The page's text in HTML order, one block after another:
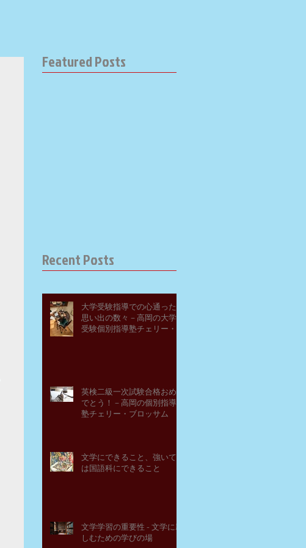
Featured Posts
Recent Posts
大学受験指導での心通った
思い出の数々－高岡の大学
受験個別指導塾チェリー・
英検二級一次試験合格おめ
でとう！－高岡の個別指導
塾チェリー・ブロッサム
文学にできること、強いて
は国語科にできること
文学学習の重要性 - 文学に親
しむための学びの場